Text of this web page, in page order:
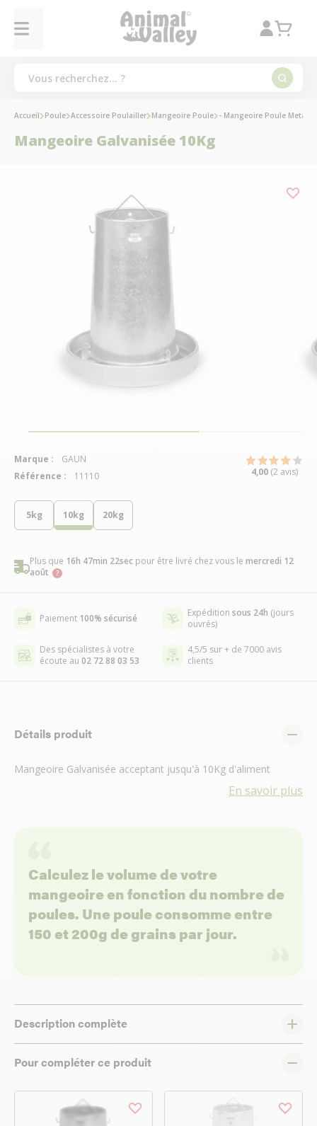
5kg 10kg 20kg
Plus que 16h 47min 21sec pour être livré chez vous le mercredi 12
août
Paiement 100% sécurisé Expédition sous 24h (jours
ouvrés)
Des spécialistes à votre
écoute au 02 72 88 03 53
4,5/5 sur + de 7000 avis
clients
Détails produit
Mangeoire Galvanisée acceptant jusqu'à 10Kg d'aliment
En savoir plus
Calculez le volume de votre
mangeoire en fonction du nombre de
poules. Une poule consomme entre
150 et 200g de grains par jour.
Description complète
Pour compléter ce produit
Accueil Poule Accessoire Poulailler Mangeoire Poule - Mangeoire Poule Metal
Mangeoire Galvanisée 10Kg
Marque :
GAUN
Référence :
11110 4,00 (2 avis)